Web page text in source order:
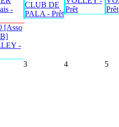
-
[Asso
-
CLUB DE
PALA - Prêt
Prêt
Prêt
3 4 5